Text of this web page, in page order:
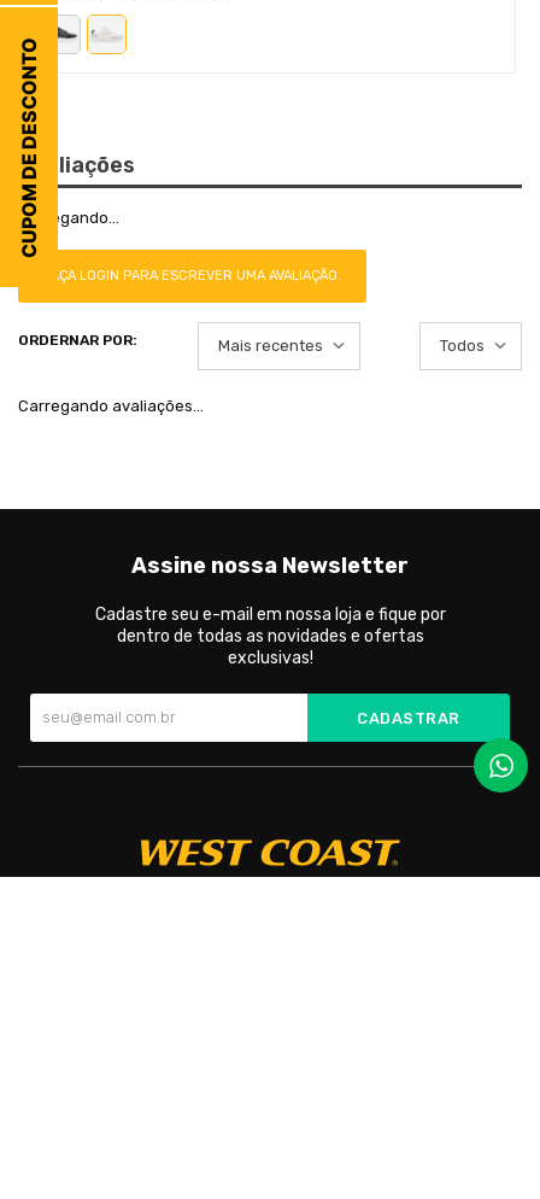
CUPOM DE DESCONTO
Avaliações
Carregando…
FAÇA LOGIN PARA ESCREVER UMA AVALIAÇÃO.
Mais recentes Todos
Carregando avaliações…
Assine nossa Newsletter
Cadastre seu e-mail em nossa loja e fique por
dentro de todas as novidades e ofertas
exclusivas!
CADASTRAR